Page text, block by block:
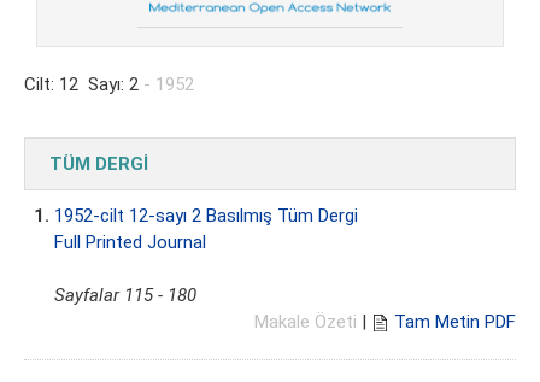
Cilt: 12 Sayı: 2 - 1952
TÜM DERGİ
1. 1952-cilt 12-sayı 2 Basılmış Tüm Dergi
Full Printed Journal
Sayfalar 115 - 180
Makale Özeti | Tam Metin PDF